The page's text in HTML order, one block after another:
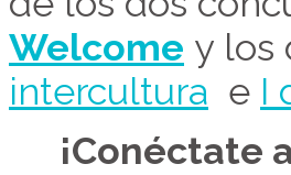
Welcome y los
intercultura e I
¡Conéctate